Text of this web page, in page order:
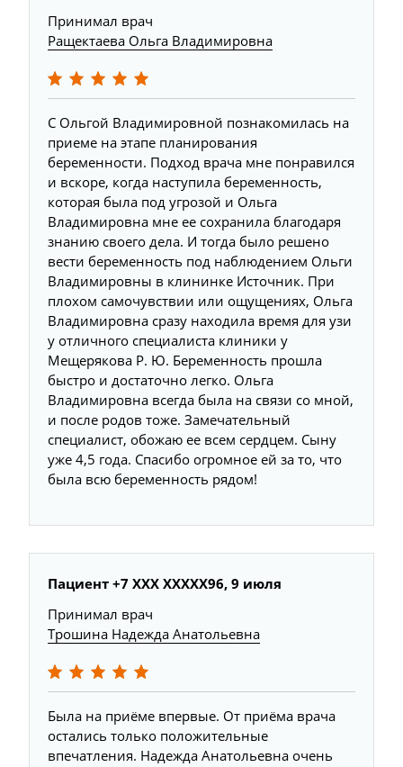
Принимал врач
Ращектаева Ольга Владимировна
С Ольгой Владимировной познакомилась на
приеме на этапе планирования
беременности. Подход врача мне понравился
и вскоре, когда наступила беременность,
которая была под угрозой и Ольга
Владимировна мне ее сохранила благодаря
знанию своего дела. И тогда было решено
вести беременность под наблюдением Ольги
Владимировны в клининке Источник. При
плохом самочувствии или ощущениях, Ольга
Владимировна сразу находила время для узи
у отличного специалиста клиники у
Мещерякова Р. Ю. Беременность прошла
быстро и достаточно легко. Ольга
Владимировна всегда была на связи со мной,
и после родов тоже. Замечательный
специалист, обожаю ее всем сердцем. Сыну
уже 4,5 года. Спасибо огромное ей за то, что
была всю беременность рядом!
Пациент +7 ХХХ ХХХХХ96, 9 июля
Принимал врач
Трошина Надежда Анатольевна
Была на приёме впервые. От приёма врача
остались только положительные
впечатления. Надежда Анатольевна очень